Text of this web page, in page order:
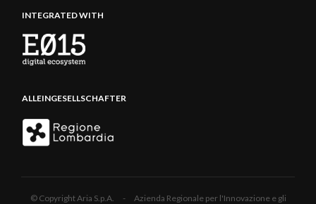
INTEGRATED WITH
ALLEINGESELLSCHAFTER
© Copyright Aria S.p.A. - Azienda Regionale per l'Innovazione e gli